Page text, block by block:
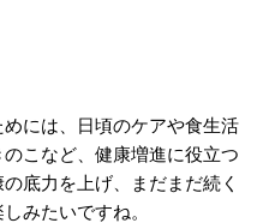
には、日頃のケアや食生活
こなど、健康増進に役立つ
底力を上げ、まだまだ続く
みたいですね。